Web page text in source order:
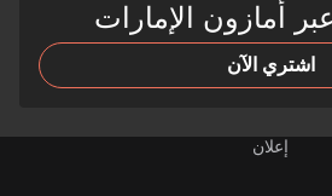
أمازون الإمارات
اشتري الآن